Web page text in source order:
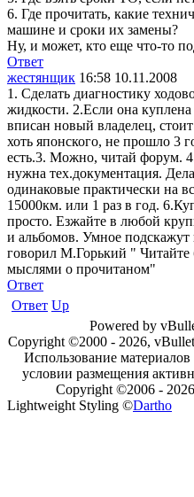
6. Где прочитать, какие
машине и сроки их замены?
Ну, и может, кто еще что-то
Ответ
жестянщик 16:58 10.11.2008
1. Сделать диагностику
жидкости. 2.Если она
вписан новый владелец,
хоть японского, не прошло 3
есть.3. Можно, читай форум.
нужна тех.документация.
одинаковые практически
15000км. или 1 раз в год.
просто. Езжайте в любой
и альбомов. Умное
говорил М.Горький " Читайте
мыслями о прочитаном"
Ответ
Ответ Up
Powered by
Copyright ©2000 - 2026,
Использование материалов
условии размещения
Copyright ©2006 -
Lightweight Styling ©Dartho